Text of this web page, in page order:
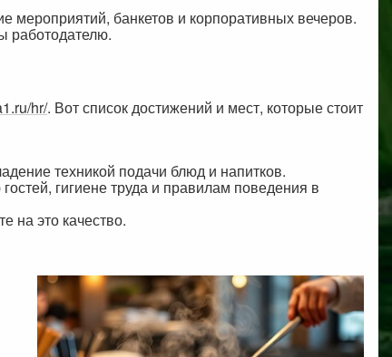
мероприятий, банкетов и корпоративных вечеров.
работодателю.
hr/. Вот список достижений и мест, которые стоит
техникой подачи блюд и напитков.
гигиене труда и правилам поведения в
на это качество.